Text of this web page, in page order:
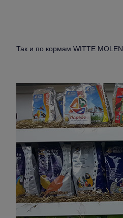
Так и по кормам WITTE MOLEN.